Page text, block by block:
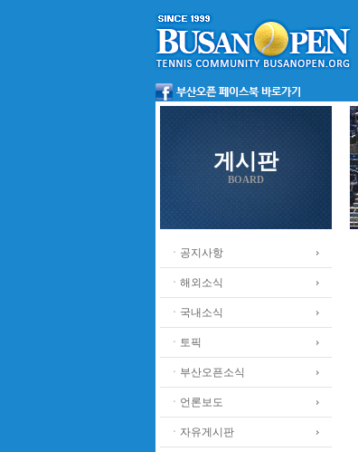
게시판
BOARD
ㆍ공지사항
ㆍ해외소식
ㆍ국내소식
ㆍ토픽
ㆍ부산오픈소식
ㆍ언론보도
ㆍ자유게시판